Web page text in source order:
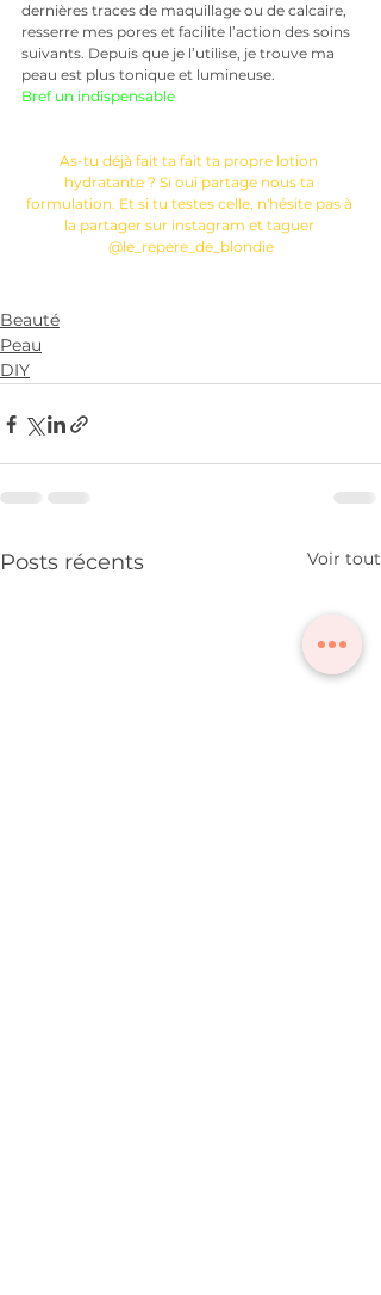
dernières traces de maquillage ou de calcaire,
resserre mes pores et facilite l’action des soins
suivants. Depuis que je l’utilise, je trouve ma
peau est plus tonique et lumineuse.
Bref un indispensable
As-tu déjà fait ta fait ta propre lotion
hydratante ? Si oui partage nous ta
formulation. Et si tu testes celle, n'hésite pas à
la partager sur instagram et taguer
@le_repere_de_blondie
Beauté
Peau
DIY
Posts récents Voir tout